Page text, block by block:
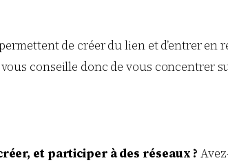
permettent de créer du lien et d’entrer
vous conseille donc de vous concentrer
et participer à des réseaux ?